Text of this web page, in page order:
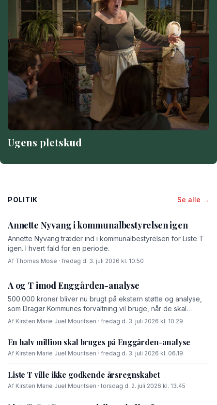
Ugens pletskud
POLITIK Se alle →
Annette Nyvang i kommunalbestyrelsen igen
Annette Nyvang træder ind i kommunalbestyrelsen for Liste T
igen. I hvert fald for en periode.
Af Thomas Mose · fredag d. 3. juli 2026 kl. 10.50
A og T imod Enggården-analyse
500.000 kroner bliver nu brugt på ekstern støtte og analyse,
som Dragør Kommunes forvaltning vil bruge, når de skal
forhandle med OK-fonden om en driftsoverenskomst for
Af Kirsten Marie Juel Mouritsen · fredag d. 3. juli 2026 kl. 10.29
En halv million skal bruges på Enggården-analyse
Af Kirsten Marie Juel Mouritsen · fredag d. 3. juli 2026 kl. 06.19
Liste T ville ikke godkende årsregnskabet
Af Kirsten Marie Juel Mouritsen · torsdag d. 2. juli 2026 kl. 13.45